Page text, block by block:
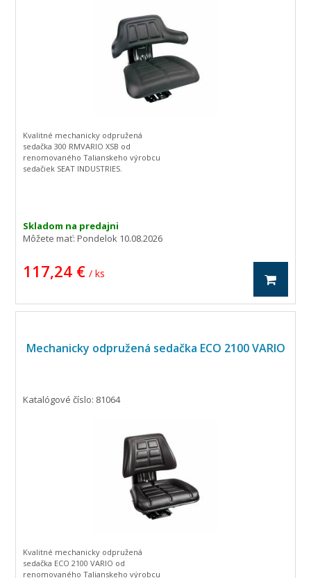
Skladom na predajni
Môžete mať:Pondelok 10.08.2026
117,24 € / ks
Kvalitné mechanicky odpružená
sedačka 300 RMVARIO XSB od
renomovaného Talianskeho výrobcu
sedačiek SEAT INDUSTRIES.
regulácia hnotnosti obsluhy 50 - 120 kg
pruženie: 120 mm (pružiny + tlmič)
uhlov nastavenia - 12 °, 15 °, 25 °, 27 °,
30 ° 39 °, 42 °, 54 °)
opierkou lakťa
čalúnenie: koženka
Mechanicky odpružená sedačka ECO 2100 VARIO
Katalógové číslo: 81064
Kvalitné mechanicky odpružená
sedačka ECO 2100 VARIO od
renomovaného Talianskeho výrobcu